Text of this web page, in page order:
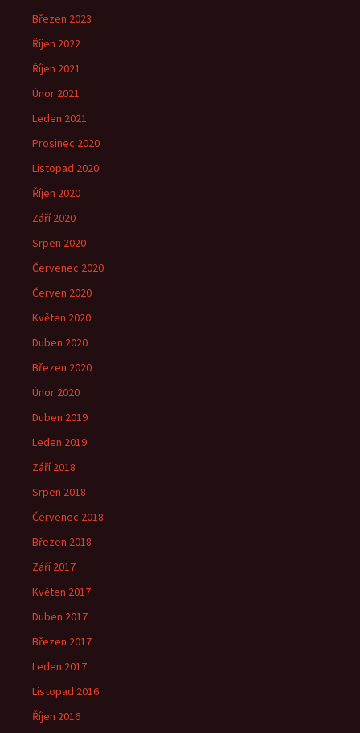
Březen 2023
Říjen 2022
Říjen 2021
Únor 2021
Leden 2021
Prosinec 2020
Listopad 2020
Říjen 2020
Září 2020
Srpen 2020
Červenec 2020
Červen 2020
Květen 2020
Duben 2020
Březen 2020
Únor 2020
Duben 2019
Leden 2019
Září 2018
Srpen 2018
Červenec 2018
Březen 2018
Září 2017
Květen 2017
Duben 2017
Březen 2017
Leden 2017
Listopad 2016
Říjen 2016